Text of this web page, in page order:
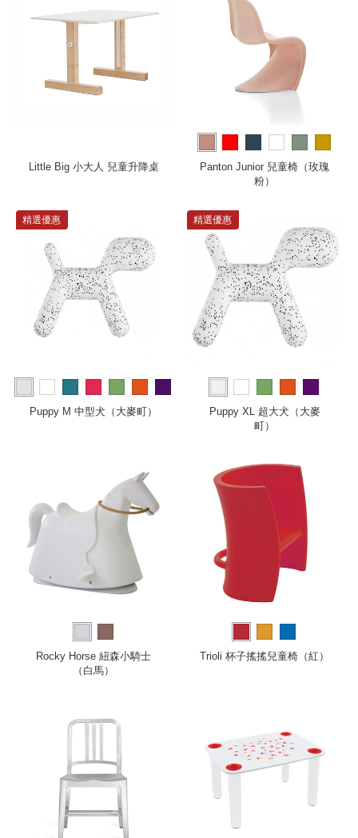
Little Big 小大人 兒童升降桌 more
Panton Junior 兒童椅（玫瑰
粉）
精選優惠
more
Puppy M 中型犬（大麥町）
精選優惠
Puppy XL 超大犬（大麥
町）
Rocky Horse 紐森小騎士
（白馬）
Trioli 杯子搖搖兒童椅（紅）